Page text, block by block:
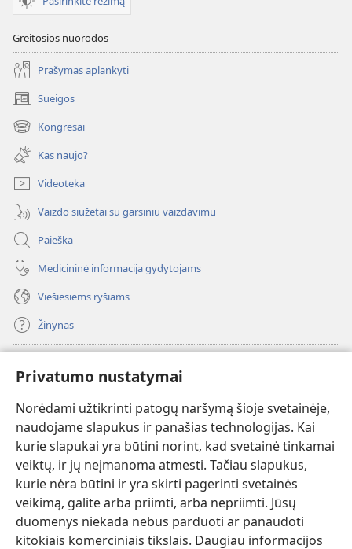
Privatumo nustatymai
Norėdami užtikrinti patogų naršymą šioje svetainėje,
naudojame slapukus ir panašias technologijas. Kai
kurie slapukai yra būtini norint, kad svetainė tinkamai
veiktų, ir jų neįmanoma atmesti. Tačiau slapukus,
kurie nėra būtini ir yra skirti pagerinti svetainės
veikimą, galite arba priimti, arba nepriimti. Jūsų
duomenys niekada nebus parduoti ar panaudoti
kitokiais komerciniais tikslais. Daugiau informacijos
Greitosios nuorodos
Prašymas aplankyti
Sueigos
(atsiveria
naujas
langas)
Kongresai
(atsiveria
naujas
langas)
Kas naujo?
Videoteka
Vaizdo siužetai su garsiniu vaizdavimu
Paieška
Medicininė informacija gydytojams
Viešiesiems ryšiams
Žinynas
(atsiveria
naujas
langas)Sargybos bokšto INTERNETINĖ BIBLIOTEKA
(atsiveria
naujas
langas)JW Hub ®
(atsiveria
naujas
langas)JW Library
Watchtower Library